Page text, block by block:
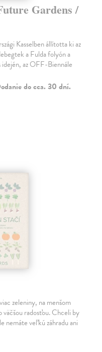
Gardens /
Kasselben állította ki az
a Fulda folyón a
az OFF-Biennále
do cca. 30 dní.
zeleniny, na menšom
väčšou radosťou. Chceli by
nemáte veľkú záhradu ani